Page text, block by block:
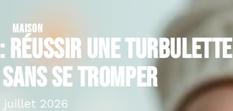
MAISON
réussir une turbulette
se tromper
juillet 2026